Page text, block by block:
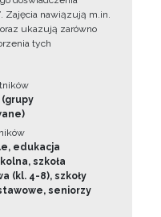
Zajęcia nawiązują m.in.
ukazują zarówno
tych
(grupy
edukacja
szkoła
(kl. 4-8), szkoły
seniorzy